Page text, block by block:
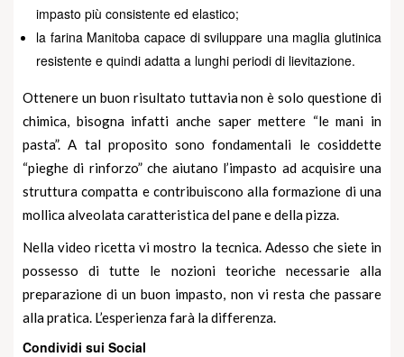
impasto più consistente ed elastico;
la farina Manitoba capace di sviluppare una maglia glutinica
resistente e quindi adatta a lunghi periodi di lievitazione.
Ottenere un buon risultato tuttavia non è solo questione di
chimica, bisogna infatti anche saper mettere “le mani in
pasta”. A tal proposito sono fondamentali le cosiddette
“pieghe di rinforzo” che aiutano l’impasto ad acquisire una
struttura compatta e contribuiscono alla formazione di una
mollica alveolata caratteristica delpanee dellapizza.
Nella video ricetta vi mostro la tecnica. Adesso che siete in
possesso di tutte le nozioni teoriche necessarie alla
preparazione di un buon impasto, non vi resta che passare
alla pratica. L’esperienza farà la differenza.
Condividi sui Social